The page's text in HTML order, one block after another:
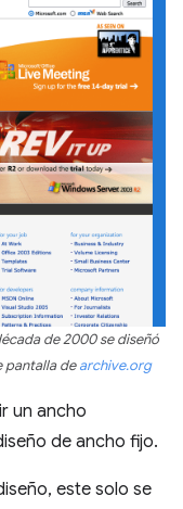
de 2000 se diseñó
pantalla dearchive.org
un ancho
de ancho fijo.
este solo se